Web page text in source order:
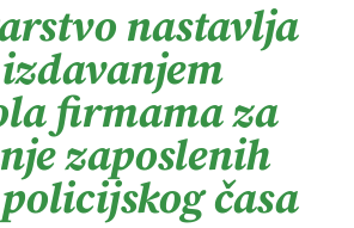
nastavlja
firmama za
zaposlenih
časa